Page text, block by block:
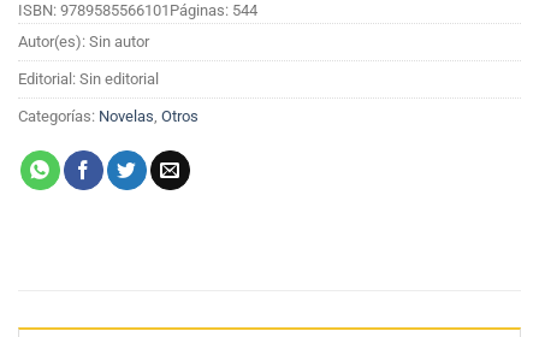
ISBN: 9789585566101 Páginas: 544
Autor(es): Sin autor
Editorial: Sin editorial
Categorías: Novelas, Otros